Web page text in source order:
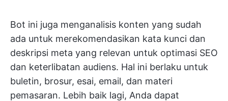
Bot ini juga menganalisis konten yang sudah
ada untuk merekomendasikan kata kunci dan
deskripsi meta yang relevan untuk optimasi SEO
dan keterlibatan audiens. Hal ini berlaku untuk
buletin, brosur, esai, email, dan materi
pemasaran. Lebih baik lagi, Anda dapat